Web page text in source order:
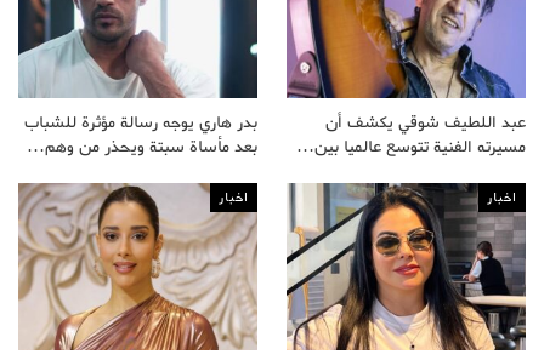
عبد اللطيف شوقي يكشف أن
مسيرته الفنية تتوسع عالميا بين…
بدر هاري يوجه رسالة مؤثرة للشباب
بعد مأساة سبتة ويحذر من وهم…
اخبار اخبار